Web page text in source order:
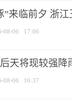
”来临前夕 浙
08-06 17:06
天将现较强降
08-06 16:37